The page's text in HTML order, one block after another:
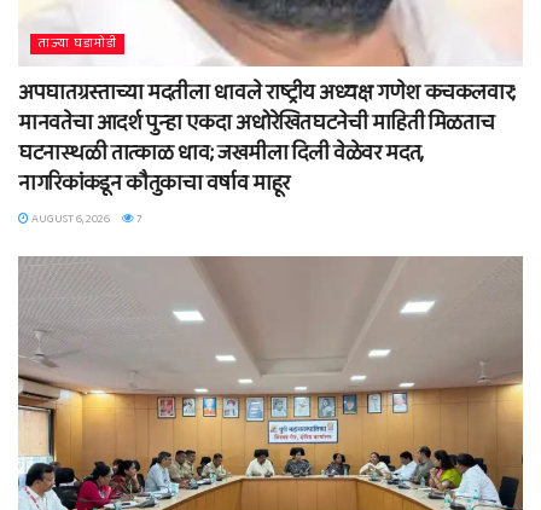
ताज्या घडामोडी
अपघातग्रस्ताच्या मदतीला धावले राष्ट्रीय अध्यक्ष गणेश कचकलवार;
मानवतेचा आदर्श पुन्हा एकदा अधोरेखितघटनेची माहिती मिळताच
घटनास्थळी तात्काळ धाव; जखमीला दिली वेळेवर मदत,
नागरिकांकडून कौतुकाचा वर्षाव माहूर
AUGUST 6, 2026 7